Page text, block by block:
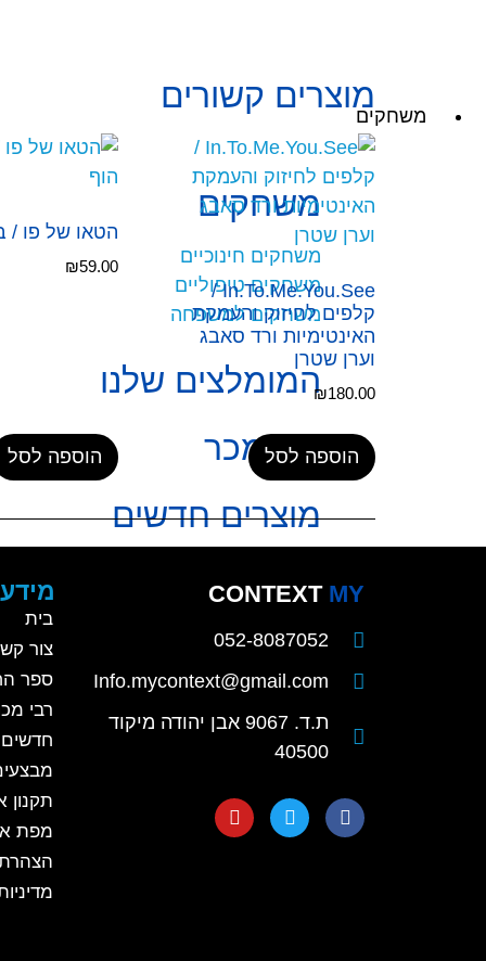
משחקים
משחקים
משחקים חינוכיים
משחקים טיפוליים
משחקים למשפחה
המומלצים שלנו
רבי מכר
מוצרים חדשים
קלפים השלכתיים
קלפים השלכתיים
מוצרים קשורים
In.To.Me.You.See /
קלפים לחיזוק והעמקת
האינטימיות ורד סאבג
וערן שטרן
₪180.00
הוספה לסל
הטאו של פו /
₪59.00
הוספה לסל
CONTEXT MY
052-8087052
Info.mycontext@gmail.com
ת.ד. 9067 אבן יהודה מיקוד
40500
בית
צור
ספר
רבי
חדשים
תקנון
מפת
הצהרת